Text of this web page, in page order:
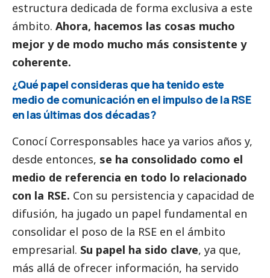
estructura dedicada de forma exclusiva a este
ámbito. Ahora, hacemos las cosas mucho
mejor y de modo mucho más consistente y
coherente.
¿Qué papel consideras que ha tenido este
medio de comunicación en el impulso de la RSE
en las últimas dos décadas?
Conocí Corresponsables hace ya varios años y,
desde entonces, se ha consolidado como el
medio de referencia en todo lo relacionado
con la RSE. Con su persistencia y capacidad de
difusión, ha jugado un papel fundamental en
consolidar el poso de la RSE en el ámbito
empresarial. Su papel ha sido clave, ya que,
más allá de ofrecer información, ha servido